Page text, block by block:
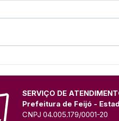
SERVIÇO DE
Prefeitura de Feijó -
CNPJ 04.005.179/0001-20